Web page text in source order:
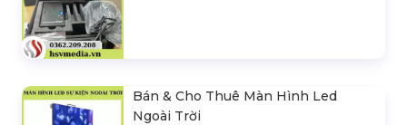
Bán & Cho Thuê Màn Hình Led
Ngoài Trời